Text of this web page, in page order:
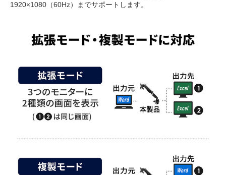
1920×1080（60Hz）までサポートします。